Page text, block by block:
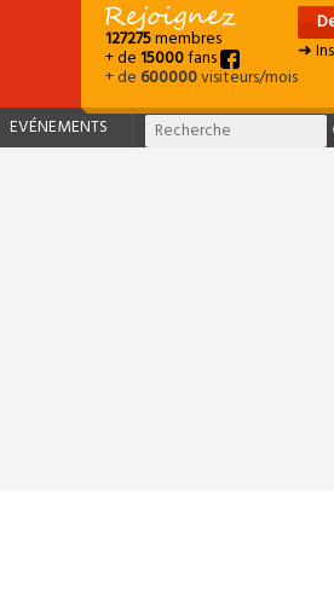
127275membres
+ de15000fans
+ de600000visiteurs/mois
➜
EVÉNEMENTS